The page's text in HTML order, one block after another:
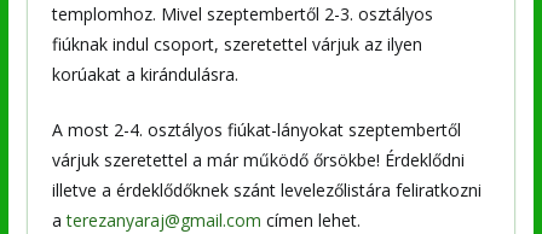
templomhoz. Mivel szeptembertől 2-3. osztályos
fiúknak indul csoport, szeretettel várjuk az ilyen
korúakat a kirándulásra.
A most 2-4. osztályos fiúkat-lányokat szeptembertől
várjuk szeretettel a már működő őrsökbe! Érdeklődni
illetve a érdeklődőknek szánt levelezőlistára feliratkozni
aterezanyaraj@gmail.com címen lehet.